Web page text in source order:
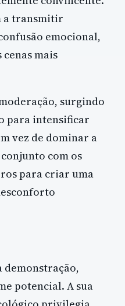
a transmitir
emocional,
mais
surgindo
para intensificar
vez de dominar a
com os
para criar uma
demonstração,
potencial. A sua